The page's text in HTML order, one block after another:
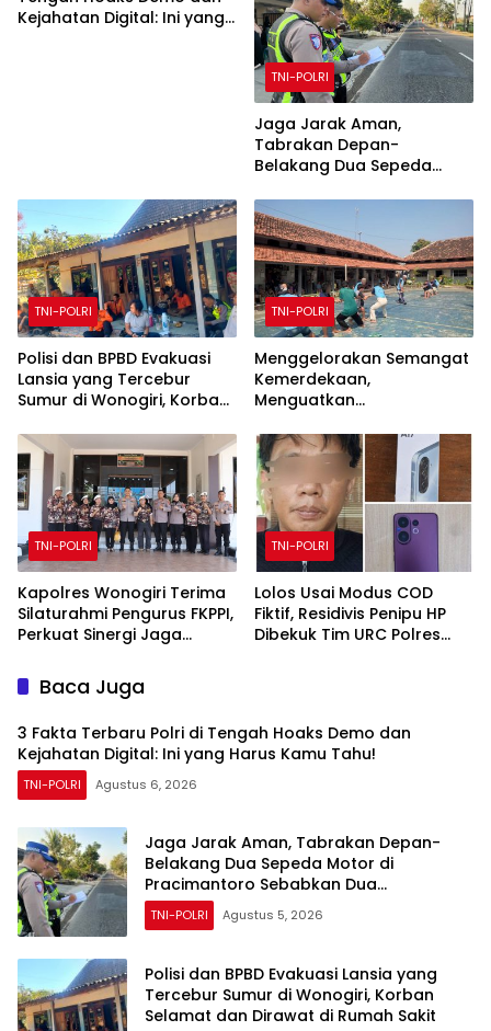
Kejahatan Digital: Ini yang
TNI-POLRI
Jaga Jarak Aman,
Tabrakan Depan-
Belakang Dua Sepeda
Sebabkan Dua
Pengendara Terluka
TNI-POLRI
Polisi dan BPBD Evakuasi
Lansia yang Tercebur
Sumur di Wonogiri, Korban
Rumah Sakit
TNI-POLRI
Menggelorakan Semangat
Kemerdekaan,
Menguatkan
Buka Pekan Olahraga HUT
ke-81 RI, Warga Binaan
Antusias Ikuti Berbagai
Perlombaan
TNI-POLRI
Kapolres Wonogiri Terima
Silaturahmi Pengurus FKPPI,
Perkuat Sinergi Jaga
TNI-POLRI
Lolos Usai Modus COD
Fiktif, Residivis Penipu HP
Dibekuk Tim URC Polres
Baca Juga
3 Fakta Terbaru Polri di Tengah Hoaks Demo dan
Kejahatan Digital: Ini yang Harus Kamu Tahu!
TNI-POLRI Agustus 6, 2026
Jaga Jarak Aman, Tabrakan Depan-
Belakang Dua Sepeda Motor di
Pracimantoro Sebabkan Dua
Pengendara Terluka
TNI-POLRI Agustus 5, 2026
Polisi dan BPBD Evakuasi Lansia yang
Tercebur Sumur di Wonogiri, Korban
Selamat dan Dirawat di Rumah Sakit